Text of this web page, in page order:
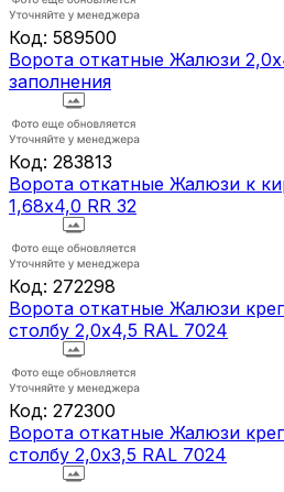
Код: 589500
Ворота откатные Жалюзи
заполнения
Код: 283813
Ворота откатные Жалюзи к
1,68х4,0 RR 32
Код: 272298
Ворота откатные Жалюзи
столбу 2,0х4,5 RAL 7024
Код: 272300
Ворота откатные Жалюзи
столбу 2,0х3,5 RAL 7024